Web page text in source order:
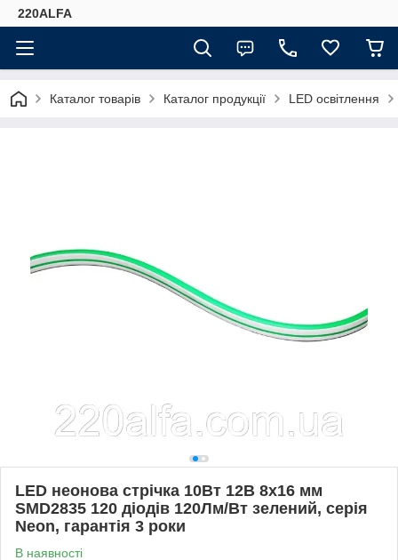
220ALFA
Каталог товарів Каталог продукції LED освітлення
LED неонова стрічка 10Вт 12В 8х16 мм
SMD2835 120 діодів 120Лм/Вт зелений, серія
Neon, гарантія 3 роки
В наявності